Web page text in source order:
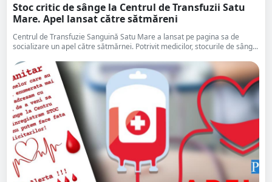
Stoc critic de sânge la Centrul de Transfuzii Satu
Mare. Apel lansat către sătmăreni
Centrul de Transfuzie Sanguină Satu Mare a lansat pe pagina sa de
socializare un apel către sătmărnei. Potrivit medicilor, stocurile de sâng...